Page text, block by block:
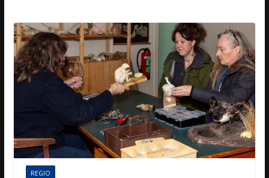
REGIO